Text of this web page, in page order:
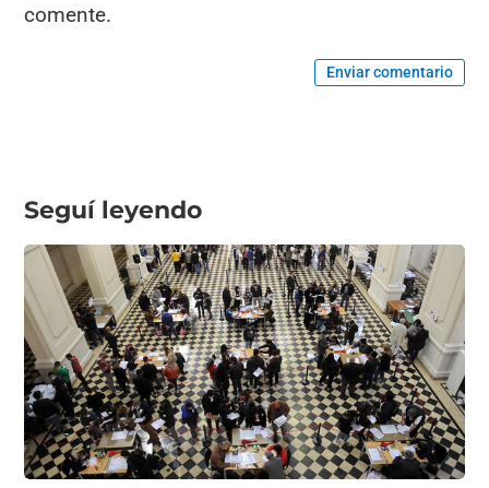
comente.
Enviar comentario
Seguí leyendo